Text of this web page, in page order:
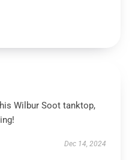
Wilbur Soot tanktop,
Dec 14, 2024